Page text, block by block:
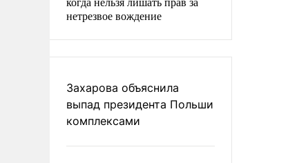
нетрезвое вождение
Захарова объяснила
выпад президента Польши
комплексами